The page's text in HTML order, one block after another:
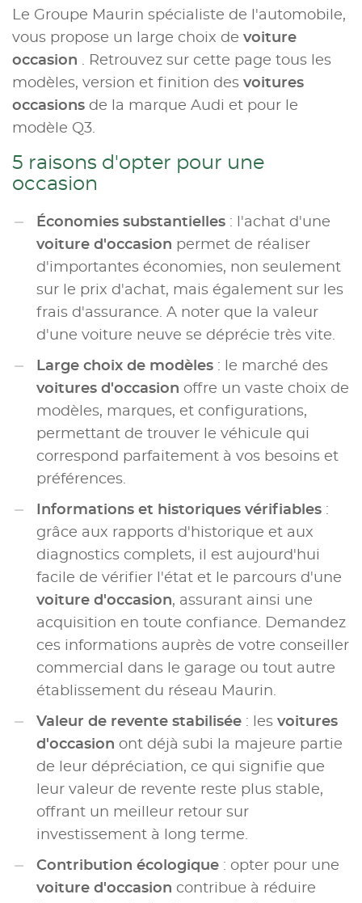
Le Groupe Maurin spécialiste de l'automobile,
vous propose un large choix de voiture
occasion . Retrouvez sur cette page tous les
modèles, version et finition des voitures
occasions de la marque Audi et pour le
modèle Q3.
5 raisons d'opter pour une
occasion
Économies substantielles : l'achat d'une
voiture d'occasion permet de réaliser
d'importantes économies, non seulement
sur le prix d'achat, mais également sur les
frais d'assurance. A noter que la valeur
d'une voiture neuve se déprécie très vite.
Large choix de modèles : le marché des
voitures d'occasion offre un vaste choix de
modèles, marques, et configurations,
permettant de trouver le véhicule qui
correspond parfaitement à vos besoins et
préférences.
Informations et historiques vérifiables :
grâce aux rapports d'historique et aux
diagnostics complets, il est aujourd'hui
facile de vérifier l'état et le parcours d'une
voiture d'occasion, assurant ainsi une
acquisition en toute confiance. Demandez
ces informations auprès de votre conseiller
commercial dans le garage ou tout autre
établissement du réseau Maurin.
Valeur de revente stabilisée : les voitures
d'occasion ont déjà subi la majeure partie
de leur dépréciation, ce qui signifie que
leur valeur de revente reste plus stable,
offrant un meilleur retour sur
investissement à long terme.
Contribution écologique : opter pour une
voiture d'occasion contribue à réduire